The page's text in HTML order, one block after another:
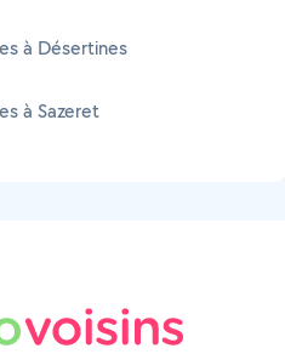
à Désertines
à Sazeret